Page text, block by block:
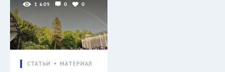
1 609 0 0
СТАТЬИ МАТЕРИАЛ